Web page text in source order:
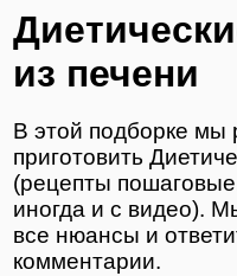
из печени
В этой подборке мы
приготовить
(рецепты
иногда и с видео).
все нюансы и
комментарии.